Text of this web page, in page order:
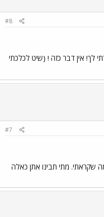
#8
לך! אין דבר כזה ! (שיט לכלכתי
#7
שקראתי. מתי תבינו אתן כאלה